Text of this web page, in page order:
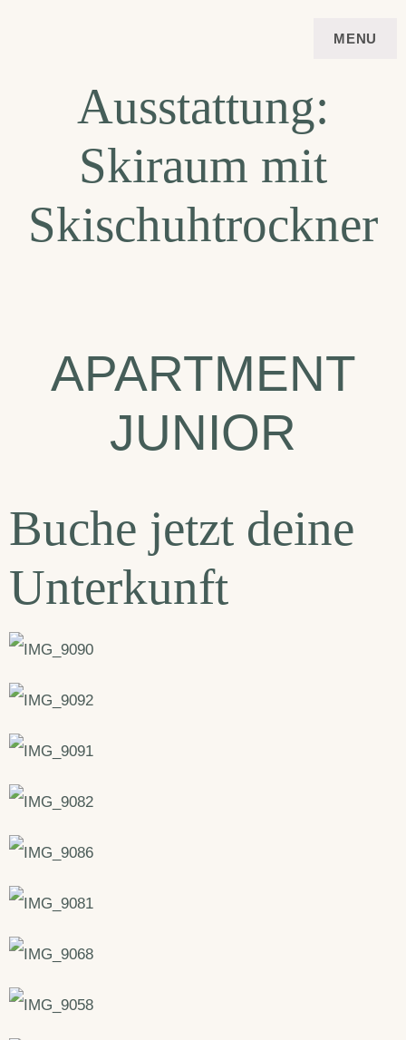
VIERSTERNE STUBAI
MENU
Ausstattung:
Skiraum mit
Skischuhtrockner
APARTMENT
JUNIOR
Buche jetzt deine
Unterkunft